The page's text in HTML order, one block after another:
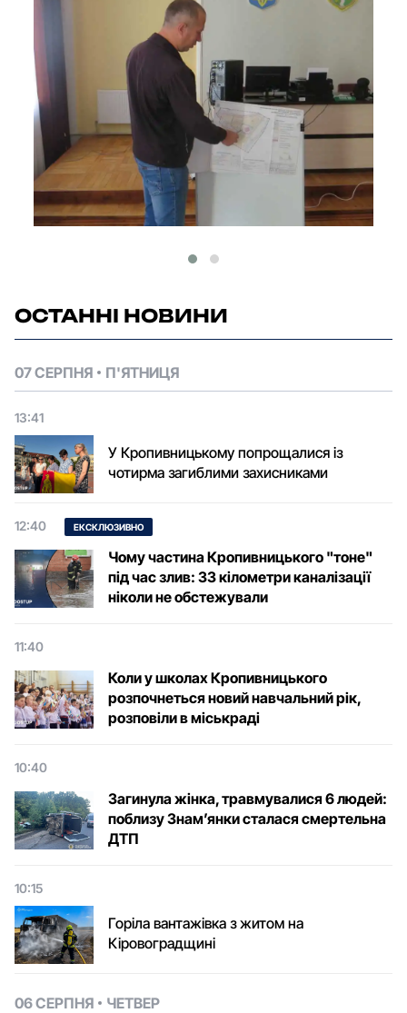
ОСТАННІ НОВИНИ
07 СЕРПНЯ П'ЯТНИЦЯ
13:41
У Кропивницькому попрощалися із
чотирма загиблими захисниками
12:40 ЕКСКЛЮЗИВНО
Чому частина Кропивницького "тоне"
під час злив: 33 кілометри каналізації
ніколи не обстежували
11:40
Коли у школах Кропивницького
розпочнеться новий навчальний рік,
розповіли в міськраді
10:40
Загинула жінка, травмувалися 6 людей:
поблизу Знам’янки сталася смертельна
ДТП
10:15
Горіла вантажівка з житом на
Кіровоградщині
06 СЕРПНЯ ЧЕТВЕР